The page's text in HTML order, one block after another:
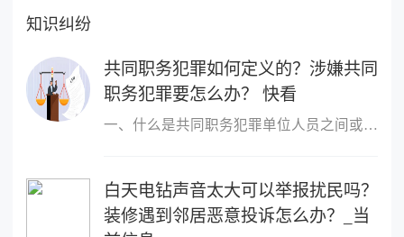
知识纠纷
共同职务犯罪如何定义的？涉嫌共同
职务犯罪要怎么办？ 快看
一、什么是共同职务犯罪单位人员之间或者单位人员与单位以外的人员
白天电钻声音太大可以举报扰民吗？
装修遇到邻居恶意投诉怎么办？_当